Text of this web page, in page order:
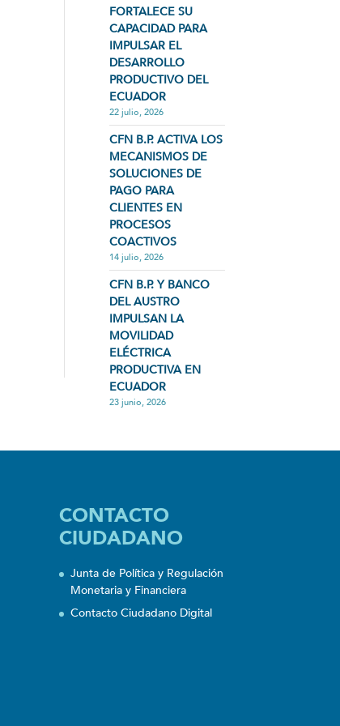
FORTALECE SU
CAPACIDAD PARA
IMPULSAR EL
DESARROLLO
PRODUCTIVO DEL
ECUADOR
22 julio, 2026
CFN B.P. ACTIVA LOS
MECANISMOS DE
SOLUCIONES DE
PAGO PARA
CLIENTES EN
PROCESOS
COACTIVOS
14 julio, 2026
CFN B.P. Y BANCO
DEL AUSTRO
IMPULSAN LA
MOVILIDAD
ELÉCTRICA
PRODUCTIVA EN
ECUADOR
23 junio, 2026
CONTACTO
CIUDADANO
Junta de Política y Regulación
Monetaria y Financiera
Contacto Ciudadano Digital